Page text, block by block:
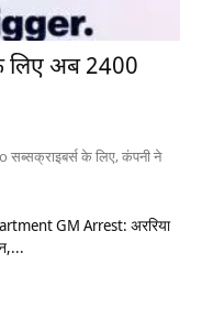
लिए अब 2400
सब्सक्राइबर्स के लिए, कंपनी ने
GM Arrest: अररिया